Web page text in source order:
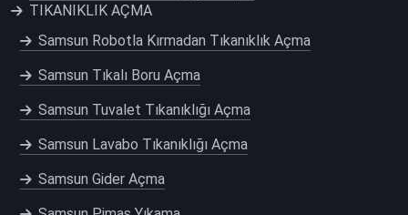
TIKANIKLIK AÇMA
Samsun Robotla Kırmadan Tıkanıklık Açma
Samsun Tıkalı Boru Açma
Samsun Tuvalet Tıkanıklığı Açma
Samsun Lavabo Tıkanıklığı Açma
Samsun Gider Açma